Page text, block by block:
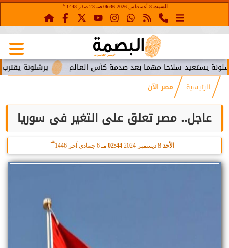
السبت 8 أغسطس 2026 06:36 صـ 23 صفر 1448 هـ
برشلونة يقترب من سلاحا مهما بعد صدمة كأس العالم
الرئيسية مصر الآن
عاجل.. مصر تعلق على التغير فى سوريا
الأحد 02:44 مـ 6 جمادى آخر 1446
هـ